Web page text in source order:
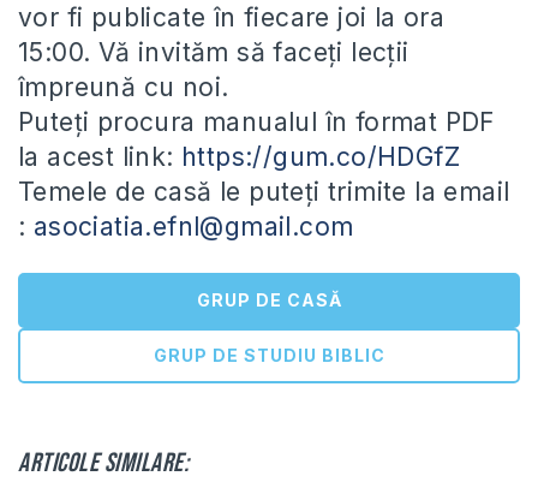
vor fi publicate în fiecare joi la ora
15:00. Vă invităm să faceți lecții
împreună cu noi.
Puteți procura manualul în format PDF
la acest link: https://gum.co/HDGfZ
Temele de casă le puteți trimite la email
: asociatia.efnl@gmail.com
GRUP DE CASĂ
GRUP DE STUDIU BIBLIC
Articole similare: